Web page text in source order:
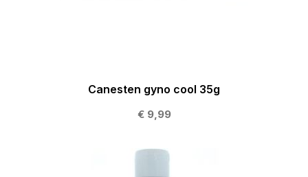
Canesten gyno cool 35g
€ 9,99